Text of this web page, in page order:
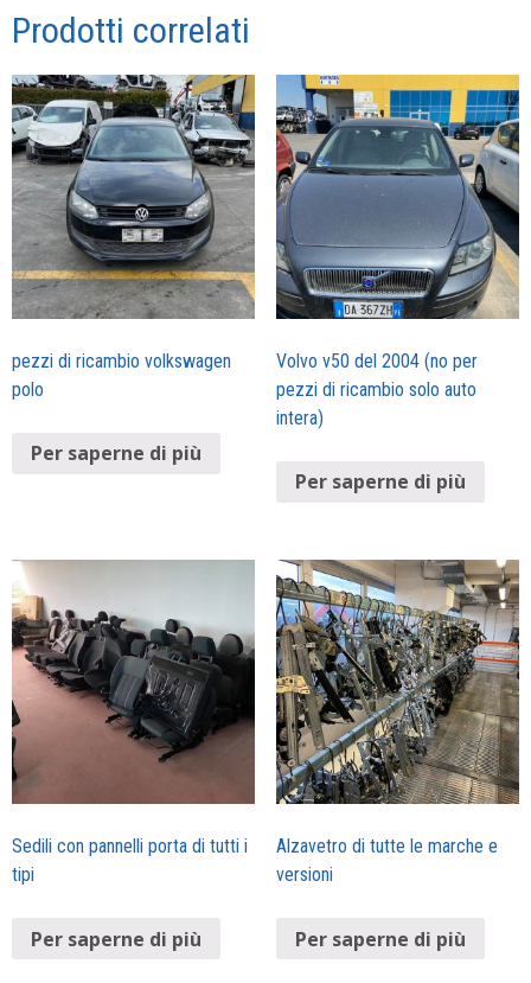
Prodotti correlati
pezzi di ricambio volkswagen
polo
Per saperne di più
Volvo v50 del 2004 (no per
pezzi di ricambio solo auto
intera)
Per saperne di più
Sedili con pannelli porta di tutti i
tipi
Per saperne di più
Alzavetro di tutte le marche e
versioni
Per saperne di più